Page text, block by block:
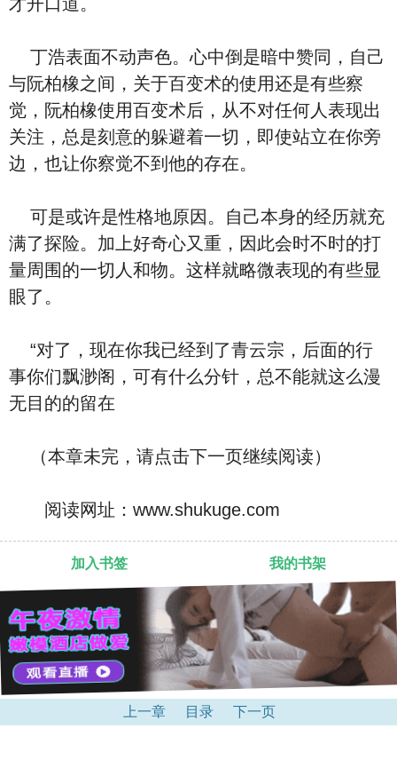
丁浩表面不动声色。心中倒是暗中赞同，自己
与阮柏橡之间，关于百变术的使用还是有些察
觉，阮柏橡使用百变术后，从不对任何人表现出
关注，总是刻意的躲避着一切，即使站立在你旁
边，也让你察觉不到他的存在。
可是或许是性格地原因。自己本身的经历就充
满了探险。加上好奇心又重，因此会时不时的打
量周围的一切人和物。这样就略微表现的有些显
眼了。
“对了，现在你我已经到了青云宗，后面的行
事你们飘渺阁，可有什么分针，总不能就这么漫
无目的的留在
（本章未完，请点击下一页继续阅读）
阅读网址：www.shukuge.com
加入书签 我的书架
上一章 目录 下一页